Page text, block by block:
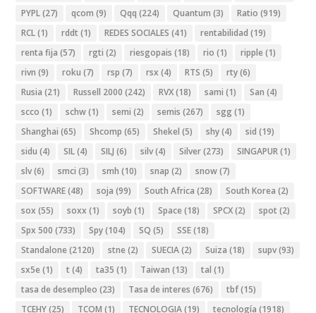
PYPL(27) qcom (9) Qqq (224) Quantum (3) Ratio (919)
RCL(1) rddt (1) REDES SOCIALES (41) rentabilidad (19)
renta fija (57) rgti (2) riesgopais (18) rio (1) ripple (1)
rivn (9) roku (7) rsp (7) rsx (4) RTS (5) rty(6)
Rusia (21) Russell 2000 (242) RVX(18) sami (1) San (4)
scco (1) schw(1) semi (2) semis (267) sgg (1)
Shanghai (65) Shcomp (65) Shekel (5) shy(4) sid (19)
sidu (4) SIL(4) SILJ (6) silv(4) Silver(273) SINGAPUR(1)
slv(6) smci (3) smh (10) snap (2) snow(7)
SOFTWARE(48) soja (99) South Africa (28) South Korea (2)
sox (55) soxx (1) soyb (1) Space (18) SPCX(2) spot (2)
Spx 500 (733) Spy(104) SQ (5) SSE(18)
Standalone (2120) stne (2) SUECIA(2) Suiza (18) supv(93)
sx5e (1) t (4) ta35 (1) Taiwan (13) tal (1)
tasa de desempleo (23) Tasa de interes (676) tbf(15)
TCEHY(25) TCOM (1) TECNOLOGIA(19) tecnología (1918)